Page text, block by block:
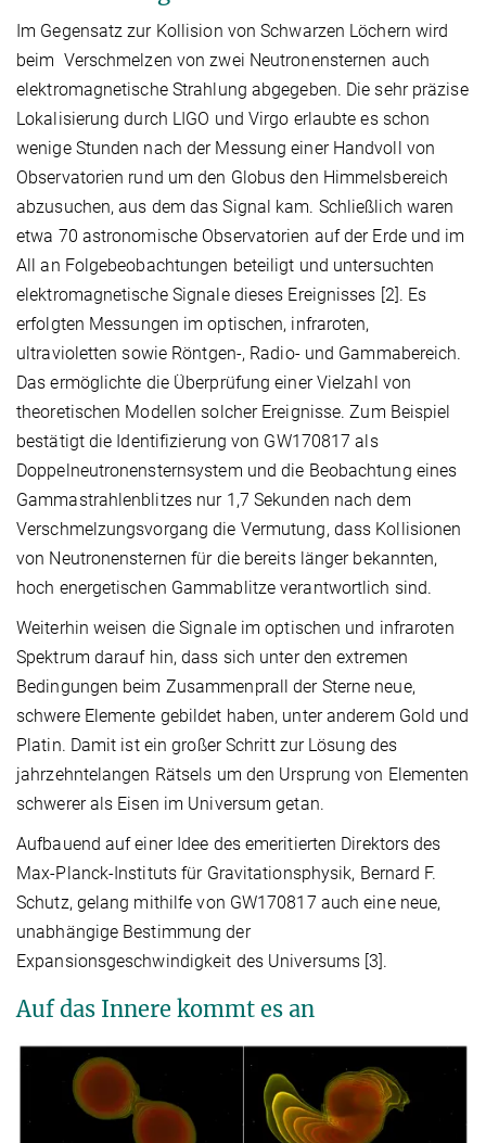
Im Gegensatz zur Kollision von Schwarzen Löchern wird
beim Verschmelzen von zwei Neutronensternen auch
elektromagnetische Strahlung abgegeben. Die sehr präzise
Lokalisierung durch LIGO und Virgo erlaubte es schon
wenige Stunden nach der Messung einer Handvoll von
Observatorien rund um den Globus den Himmelsbereich
abzusuchen, aus dem das Signal kam. Schließlich waren
etwa 70 astronomische Observatorien auf der Erde und im
All an Folgebeobachtungen beteiligt und untersuchten
elektromagnetische Signale dieses Ereignisses [2]. Es
erfolgten Messungen im optischen, infraroten,
ultravioletten sowie Röntgen-, Radio- und Gammabereich.
Das ermöglichte die Überprüfung einer Vielzahl von
theoretischen Modellen solcher Ereignisse. Zum Beispiel
bestätigt die Identifizierung von GW170817 als
Doppelneutronensternsystem und die Beobachtung eines
Gammastrahlenblitzes nur 1,7 Sekunden nach dem
Verschmelzungsvorgang die Vermutung, dass Kollisionen
von Neutronensternen für die bereits länger bekannten,
hoch energetischen Gammablitze verantwortlich sind.
Weiterhin weisen die Signale im optischen und infraroten
Spektrum darauf hin, dass sich unter den extremen
Bedingungen beim Zusammenprall der Sterne neue,
schwere Elemente gebildet haben, unter anderem Gold und
Platin. Damit ist ein großer Schritt zur Lösung des
jahrzehntelangen Rätsels um den Ursprung von Elementen
schwerer als Eisen im Universum getan.
Aufbauend auf einer Idee des emeritierten Direktors des
Max-Planck-Instituts für Gravitationsphysik, Bernard F.
Schutz, gelang mithilfe von GW170817 auch eine neue,
unabhängige Bestimmung der
Expansionsgeschwindigkeit des Universums [3].
Auf das Innere kommt es an